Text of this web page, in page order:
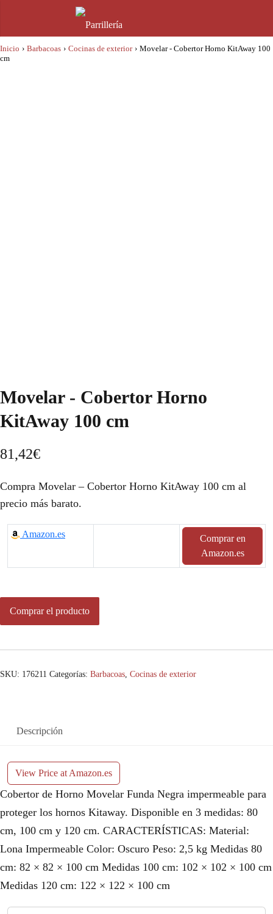
Inicio › Barbacoas › Cocinas de exterior › Movelar - Cobertor Horno KitAway 100
cm
Movelar - Cobertor Horno
KitAway 100 cm
81,42€
Compra Movelar – Cobertor Horno KitAway 100 cm al
precio más barato.
Amazon.es
Comprar en
Amazon.es
Comprar el producto
SKU: 176211 Categorías: Barbacoas, Cocinas de exterior
Descripción
View Price at Amazon.es
Cobertor de Horno Movelar Funda Negra impermeable para
proteger los hornos Kitaway. Disponible en 3 medidas: 80
cm, 100 cm y 120 cm. CARACTERÍSTICAS: Material:
Lona Impermeable Color: Oscuro Peso: 2,5 kg Medidas 80
cm: 82 × 82 × 100 cm Medidas 100 cm: 102 × 102 × 100 cm
Medidas 120 cm: 122 × 122 × 100 cm